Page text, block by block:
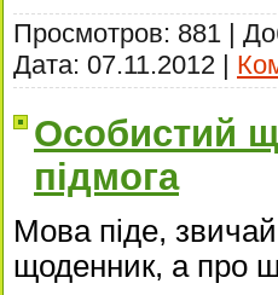
Просмотров: 881 |
Дата: 07.11.2012 |
Особистий
підмога
Мова піде,
щоденник, а про